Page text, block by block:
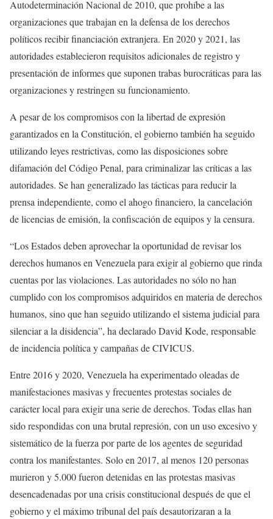
Autodeterminación Nacional de 2010, que prohíbe a las
organizaciones que trabajan en la defensa de los derechos
políticos recibir financiación extranjera. En 2020 y 2021, las
autoridades establecieron requisitos adicionales de registro y
presentación de informes que suponen trabas burocráticas para las
organizaciones y restringen su funcionamiento.
A pesar de los compromisos con la libertad de expresión
garantizados en la Constitución, el gobierno también ha seguido
utilizando leyes restrictivas, como las disposiciones sobre
difamación del Código Penal, para criminalizar las críticas a las
autoridades. Se han generalizado las tácticas para reducir la
prensa independiente, como el ahogo financiero, la cancelación
de licencias de emisión, la confiscación de equipos y la censura.
“Los Estados deben aprovechar la oportunidad de revisar los
derechos humanos en Venezuela para exigir al gobierno que rinda
cuentas por las violaciones. Las autoridades no sólo no han
cumplido con los compromisos adquiridos en materia de derechos
humanos, sino que han seguido utilizando el sistema judicial para
silenciar a la disidencia”, ha declarado David Kode, responsable
de incidencia política y campañas de CIVICUS.
Entre 2016 y 2020, Venezuela ha experimentado oleadas de
manifestaciones masivas y frecuentes protestas sociales de
carácter local para exigir una serie de derechos. Todas ellas han
sido respondidas con una brutal represión, con un uso excesivo y
sistemático de la fuerza por parte de los agentes de seguridad
contra los manifestantes. Solo en 2017, al menos 120 personas
murieron y 5.000 fueron detenidas en las protestas masivas
desencadenadas por una crisis constitucional después de que el
gobierno y el máximo tribunal del país desautorizaran a la